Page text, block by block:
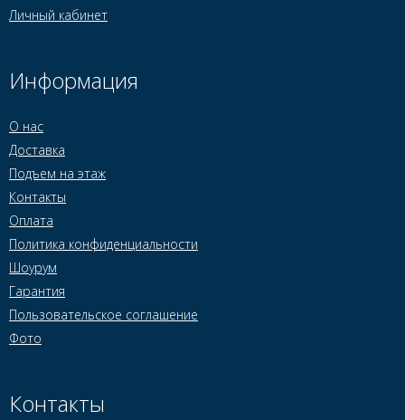
Личный кабинет
Информация
О нас
Доставка
Подъем на этаж
Контакты
Оплата
Политика конфиденциальности
Шоурум
Гарантия
Пользовательское соглашение
Фото
Контакты